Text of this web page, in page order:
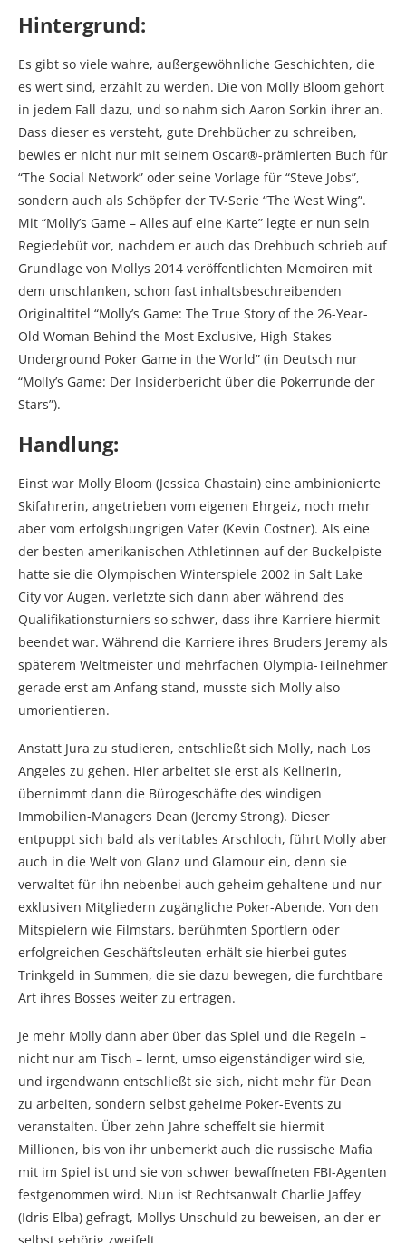
Hintergrund:
Es gibt so viele wahre, außergewöhnliche Geschichten, die
es wert sind, erzählt zu werden. Die von Molly Bloom gehört
in jedem Fall dazu, und so nahm sich Aaron Sorkin ihrer an.
Dass dieser es versteht, gute Drehbücher zu schreiben,
bewies er nicht nur mit seinem Oscar®-prämierten Buch für
“The Social Network” oder seine Vorlage für “Steve Jobs”,
sondern auch als Schöpfer der TV-Serie “The West Wing”.
Mit “Molly’s Game – Alles auf eine Karte” legte er nun sein
Regiedebüt vor, nachdem er auch das Drehbuch schrieb auf
Grundlage von Mollys 2014 veröffentlichten Memoiren mit
dem unschlanken, schon fast inhaltsbeschreibenden
Originaltitel “Molly’s Game: The True Story of the 26-Year-
Old Woman Behind the Most Exclusive, High-Stakes
Underground Poker Game in the World” (in Deutsch nur
“Molly’s Game: Der Insiderbericht über die Pokerrunde der
Stars”).
Handlung:
Einst war Molly Bloom (Jessica Chastain) eine ambinionierte
Skifahrerin, angetrieben vom eigenen Ehrgeiz, noch mehr
aber vom erfolgshungrigen Vater (Kevin Costner). Als eine
der besten amerikanischen Athletinnen auf der Buckelpiste
hatte sie die Olympischen Winterspiele 2002 in Salt Lake
City vor Augen, verletzte sich dann aber während des
Qualifikationsturniers so schwer, dass ihre Karriere hiermit
beendet war. Während die Karriere ihres Bruders Jeremy als
späterem Weltmeister und mehrfachen Olympia-Teilnehmer
gerade erst am Anfang stand, musste sich Molly also
umorientieren.
Anstatt Jura zu studieren, entschließt sich Molly, nach Los
Angeles zu gehen. Hier arbeitet sie erst als Kellnerin,
übernimmt dann die Bürogeschäfte des windigen
Immobilien-Managers Dean (Jeremy Strong). Dieser
entpuppt sich bald als veritables Arschloch, führt Molly aber
auch in die Welt von Glanz und Glamour ein, denn sie
verwaltet für ihn nebenbei auch geheim gehaltene und nur
exklusiven Mitgliedern zugängliche Poker-Abende. Von den
Mitspielern wie Filmstars, berühmten Sportlern oder
erfolgreichen Geschäftsleuten erhält sie hierbei gutes
Trinkgeld in Summen, die sie dazu bewegen, die furchtbare
Art ihres Bosses weiter zu ertragen.
Je mehr Molly dann aber über das Spiel und die Regeln –
nicht nur am Tisch – lernt, umso eigenständiger wird sie,
und irgendwann entschließt sie sich, nicht mehr für Dean
zu arbeiten, sondern selbst geheime Poker-Events zu
veranstalten. Über zehn Jahre scheffelt sie hiermit
Millionen, bis von ihr unbemerkt auch die russische Mafia
mit im Spiel ist und sie von schwer bewaffneten FBI-Agenten
festgenommen wird. Nun ist Rechtsanwalt Charlie Jaffey
(Idris Elba) gefragt, Mollys Unschuld zu beweisen, an der er